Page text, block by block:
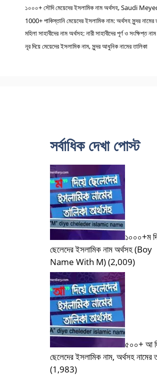
১০০০+ সৌদি মেয়েদের ইসলামিক নাম অর্থসহ, Saudi
1000+ পাকিস্তানি মেয়েদের ইসলামিক নাম: অর্থসহ সুন্দর নামের
মহিলা সাহাবীদের নাম অর্থসহ: নারী সাহাবীদের পূর্ণ ও সংক্ষিপ্ত নাম
নূর দিয়ে মেয়েদের ইসলামিক নাম, সুন্দর আধুনিক নামের তালিকা
সর্বাধিক দেখা পোস্ট
১০০০+ম
ছেলেদের ইসলামিক নাম অর্থসহ (Boy
Name With M)(2,009)
৫০০+ আ
ছেলেদের ইসলামিক নাম, অর্থসহ নামের
(1,983)